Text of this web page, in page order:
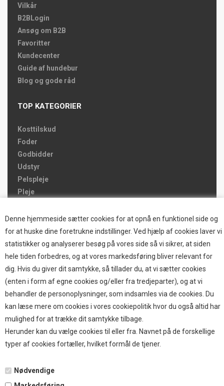
Denne hjemmeside sætter cookies for at opnå en funktionel side og
for at huske dine foretrukne indstillinger. Ved hjælp af cookies laver vi
statistikker og analyserer besøg på vores side så vi sikrer, at siden
hele tiden forbedres, og at vores markedsføring bliver relevant for
dig. Hvis du giver dit samtykke, så tillader du, at vi sætter cookies
(enten i form af egne cookies og/eller fra tredjeparter), og at vi
behandler de personoplysninger, som indsamles via de cookies. Du
kan læse mere om cookies i vores cookiepolitik hvor du også altid har
mulighed for at trække dit samtykke tilbage.
Herunder kan du vælge cookies til eller fra. Navnet på de forskellige
typer af cookies fortæller, hvilket formål de tjener.
Nødvendige
Vilkår
B2BLogin
Ansøg om B2B
Favoritter
Kundecenter
Guide af hundebur
Blog og gode råd
TOP KATEGORIER
Kosttilskud
Foder
Godbidder
Udstyr
Pelspleje
Pleje
Brands
TOP BRANDS
HOKAMIX
HVALPESTART RAIZUP
Thule hundbure
GRAU
STARMARK
VARIOCAGE-MIMSAFE